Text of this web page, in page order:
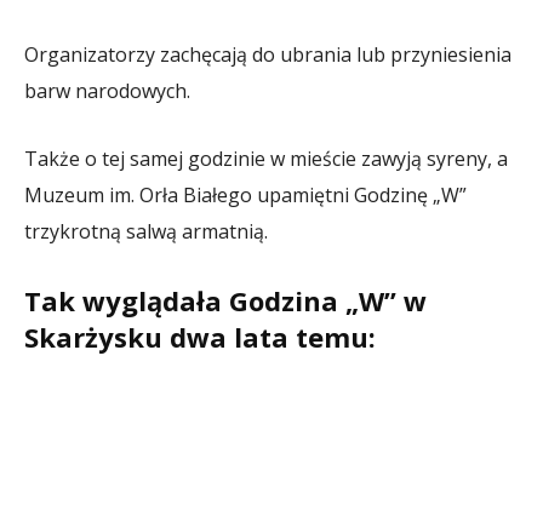
Organizatorzy zachęcają do ubrania lub przyniesienia
barw narodowych.
Także o tej samej godzinie w mieście zawyją syreny, a
Muzeum im. Orła Białego upamiętni Godzinę „W”
trzykrotną salwą armatnią.
Tak wyglądała Godzina „W” w
Skarżysku dwa lata temu: